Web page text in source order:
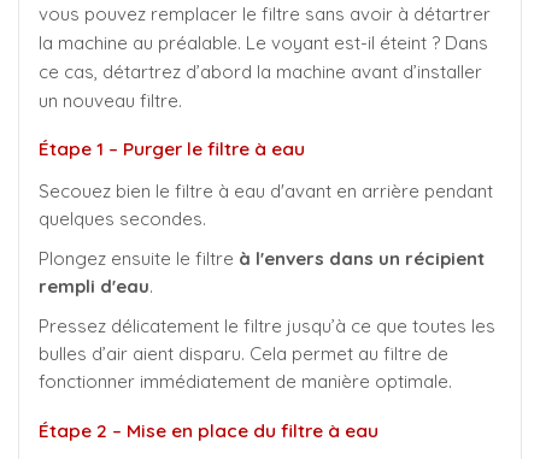
vous pouvez remplacer le filtre sans avoir à détartrer
la machine au préalable. Le voyant est-il éteint ? Dans
ce cas, détartrez d’abord la machine avant d’installer
un nouveau filtre.
Étape 1 – Purger le filtre à eau
Secouez bien le filtre à eau d'avant en arrière pendant
quelques secondes.
Plongez ensuite le filtre à l'envers dans un récipient
rempli d'eau.
Pressez délicatement le filtre jusqu’à ce que toutes les
bulles d’air aient disparu. Cela permet au filtre de
fonctionner immédiatement de manière optimale.
Étape 2 – Mise en place du filtre à eau